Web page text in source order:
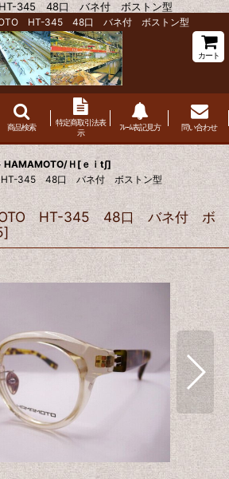
345 48口 バネ付 ボストン型
HT-345 48口 バネ付 ボストン型
カート
商品検索
特定商取引法表
示
ﾌﾚｰﾑ表記見方 問い合わせ
HAMAMOTO/Ｈ[ｅｉt∫]
HT-345 48口 バネ付 ボストン型
HT-345 48口 バネ付 ボ
]